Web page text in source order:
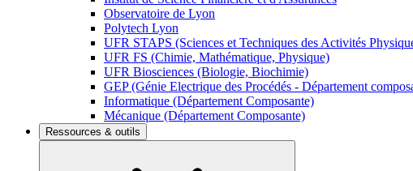
Observatoire de Lyon
Polytech Lyon
UFR STAPS (Sciences et Techniques des Activités
UFR FS (Chimie, Mathématique, Physique)
UFR Biosciences (Biologie, Biochimie)
GEP (Génie Electrique des Procédés - Département
Informatique (Département Composante)
Mécanique (Département Composante)
Ressources & outils